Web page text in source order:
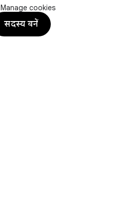
Manage cookies
सदस्य बनें